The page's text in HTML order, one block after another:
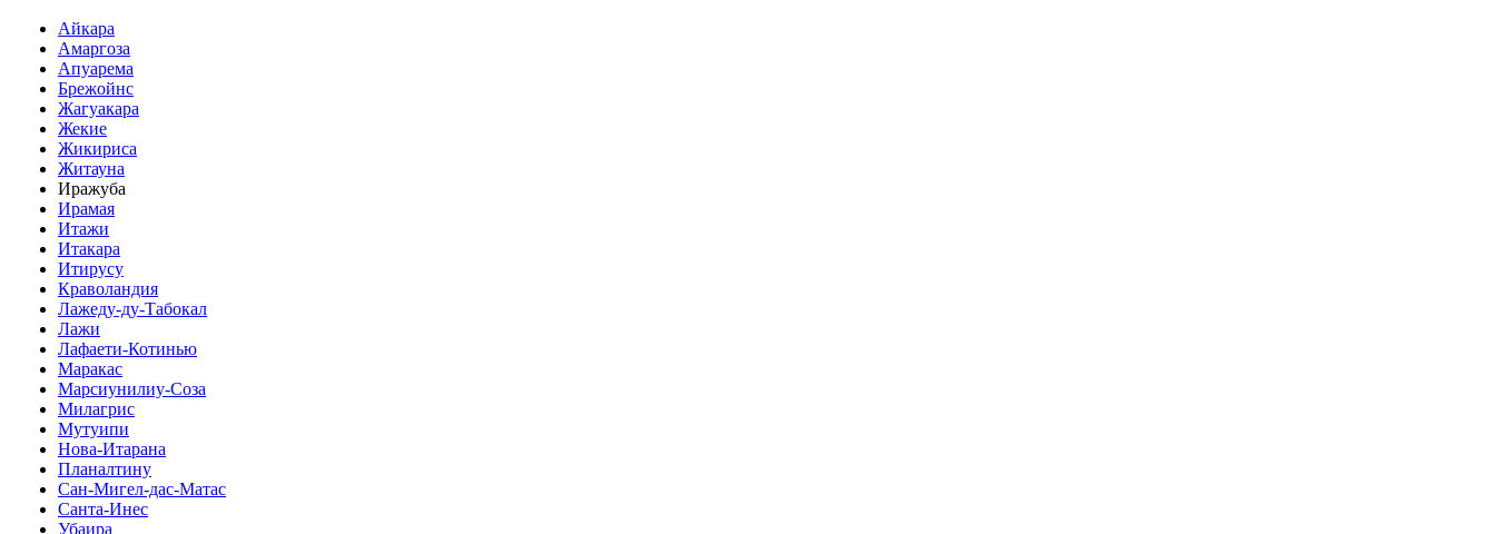
Айкара
Амаргоза
Апуарема
Брежойнс
Жагуакара
Жекие
Жикириса
Житауна
Иражуба
Ирамая
Итажи
Итакара
Итирусу
Краволандия
Лажеду-ду-Табокал
Лажи
Лафаети-Котинью
Маракас
Марсиунилиу-Соза
Милагрис
Мутуипи
Нова-Итарана
Планалтину
Сан-Мигел-дас-Матас
Санта-Инес
Убаира